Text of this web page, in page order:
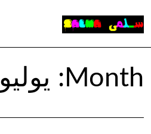
Month: يوليو 2025